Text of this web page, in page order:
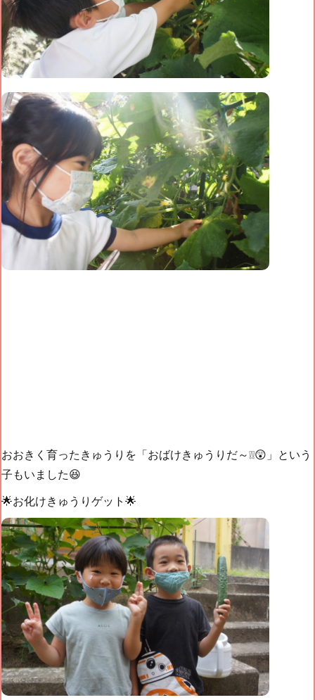
おおきく育ったきゅうりを「おばけきゅうりだ～❕❕😲」という
子もいました😆
🌟お化けきゅうりゲット🌟